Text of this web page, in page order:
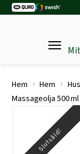
Hem › Hem ›
Massageolja 500 ml
Slutsåld!